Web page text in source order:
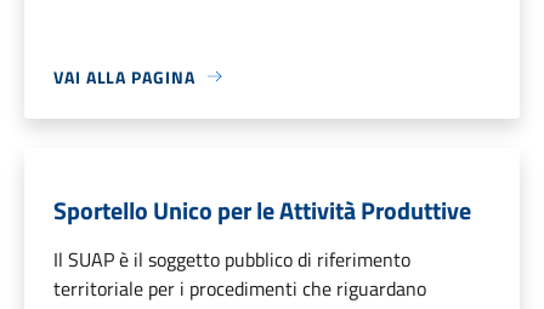
VAI ALLA PAGINA
Sportello Unico per le Attività Produttive
Il SUAP è il soggetto pubblico di riferimento
territoriale per i procedimenti che riguardano